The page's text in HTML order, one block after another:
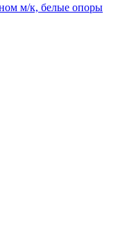
м/к, белые опоры